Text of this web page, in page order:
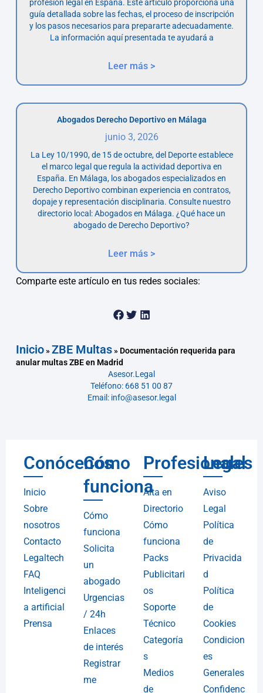
profesión legal en España. Este artículo proporciona una
guía detallada sobre las fechas, el proceso de inscripción
y los pasos necesarios para prepararte adecuadamente.
La información aquí presentada te ayudará a
Leer más >
Abogados Derecho Deportivo en Málaga
junio 3, 2026
La Ley 10/1990, de 15 de octubre, del Deporte establece
el marco legal que regula la actividad deportiva en
España. En Málaga, los abogados especializados en
Derecho Deportivo combinan experiencia en contratos,
dopaje y representación disciplinaria. Consulte nuestro
directorio local: Abogados en Málaga. ¿Qué hace un
abogado de Derecho Deportivo?
Leer más >
Comparte este artículo en tus redes sociales:
Inicio»ZBE Multas» Documentación requerida para
anular multas ZBE en Madrid
Asesor.Legal
Teléfono: 668 51 00 87
Email: info@asesor.legal
Conócenos
Inicio
Sobre
nosotros
Contacto
Legaltech
FAQ
Inteligenci
a artificial
Prensa
Cómo
funciona
Cómo
funciona
Solicita
un
abogado
Urgencias
/ 24h
Enlaces
de interés
Registrar
me
Profesionales
Alta en
Directorio
Cómo
funciona
Packs
Publicitari
os
Soporte
Técnico
Categoría
s
Medios
de
Legal
Aviso
Legal
Política
de
Privacida
d
Política
de
Cookies
Condicion
es
Generales
Confidenc